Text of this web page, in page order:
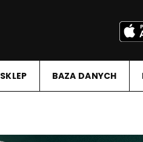
SKLEP BAZA DANYCH